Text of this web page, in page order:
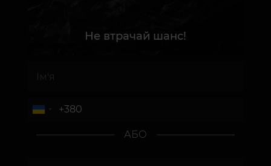
Не втрачай шанс!
АБО